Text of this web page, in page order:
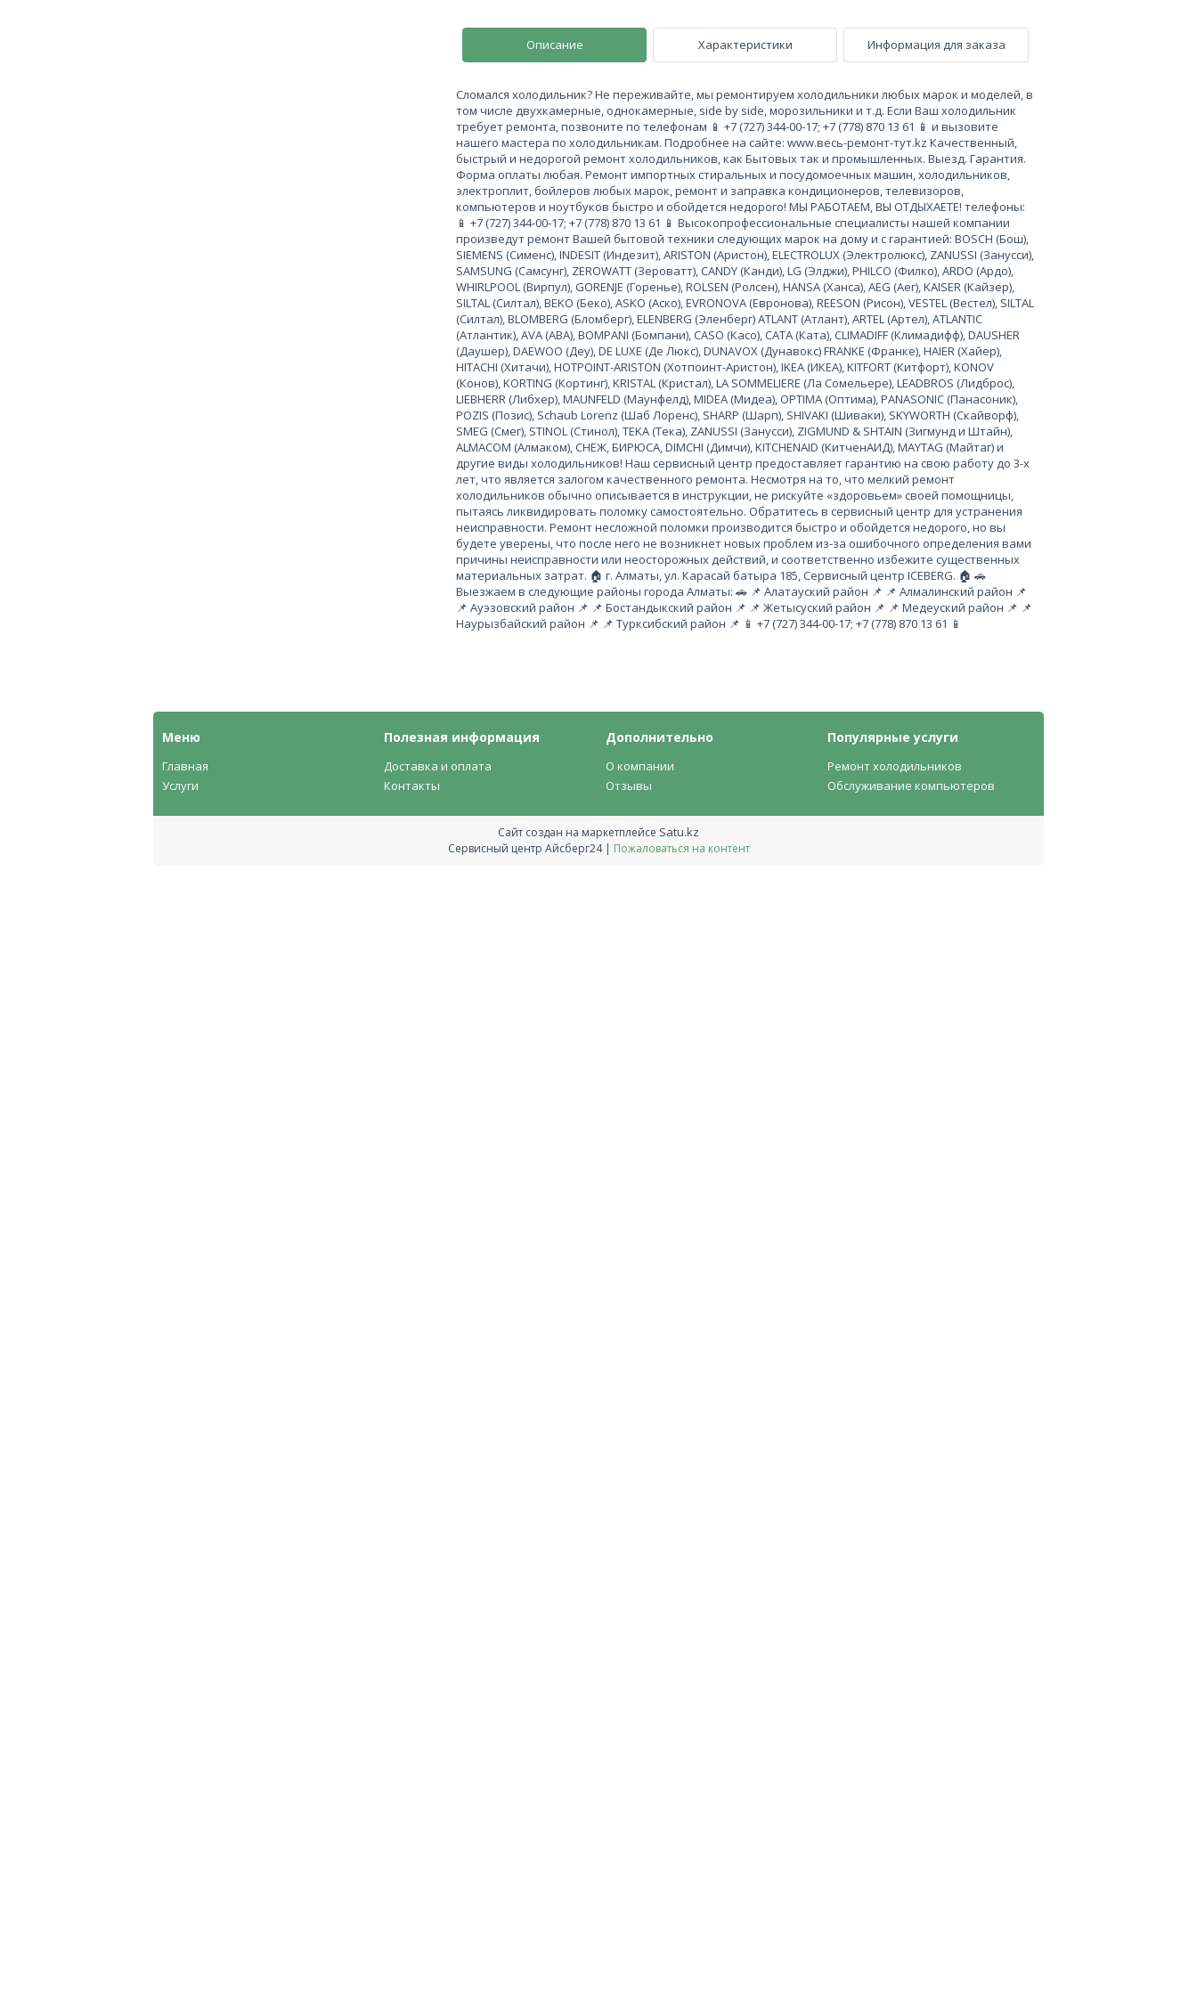
Описание Характеристики Информация для заказа
Сломался холодильник? Не переживайте, мы ремонтируем холодильники любых марок и моделей, в
том числе двухкамерные, однокамерные, side by side, морозильники и т.д. Если Ваш холодильник
требует ремонта, позвоните по телефонам 📱 +7 (727) 344-00-17; +7 (778) 870 13 61 📱 и вызовите
нашего мастера по холодильникам. Подробнее на сайте: www.весь-ремонт-тут.kz Качественный,
быстрый и недорогой ремонт холодильников, как Бытовых так и промышленных. Выезд. Гарантия.
Форма оплаты любая. Ремонт импортных стиральных и посудомоечных машин, холодильников,
электроплит, бойлеров любых марок, ремонт и заправка кондиционеров, телевизоров,
компьютеров и ноутбуков быстро и обойдется недорого! МЫ РАБОТАЕМ, ВЫ ОТДЫХАЕТЕ! телефоны:
📱 +7 (727) 344-00-17; +7 (778) 870 13 61 📱 Высокопрофессиональные специалисты нашей компании
произведут ремонт Вашей бытовой техники следующих марок на дому и с гарантией: BOSCH (Бош),
SIEMENS (Сименс), INDESIT (Индезит), ARISTON (Аристон), ELECTROLUX (Электролюкс), ZANUSSI (Занусси),
SAMSUNG (Самсунг), ZEROWATT (Зероватт), CANDY (Канди), LG (Элджи), PHILCO (Филко), ARDO (Ардо),
WHIRLPOOL (Вирпул), GORENJE (Горенье), ROLSEN (Ролсен), HANSA (Ханса), AEG (Аег), KAISER (Кайзер),
SILTAL (Силтал), BEKO (Беко), ASKO (Аско), EVRONOVA (Евронова), REESON (Рисон), VESTEL (Вестел), SILTAL
(Силтал), BLOMBERG (Бломберг), ELENBERG (Эленберг) ATLANT (Атлант), ARTEL (Артел), ATLANTIC
(Атлантик), AVA (АВА), BOMPANI (Бомпани), CASO (Касо), CATA (Ката), CLIMADIFF (Климадифф), DAUSHER
(Даушер), DAEWOO (Деу), DE LUXE (Де Люкс), DUNAVOX (Дунавокс) FRANKE (Франке), HAIER (Хайер),
HITACHI (Хитачи), HOTPOINT-ARISTON (Хотпоинт-Аристон), IKEA (ИКЕА), KITFORT (Китфорт), KONOV
(Конов), KORTING (Кортинг), KRISTAL (Кристал), LA SOMMELIERE (Ла Сомельере), LEADBROS (Лидброс),
LIEBHERR (Либхер), MAUNFELD (Маунфелд), MIDEA (Мидеа), OPTIMA (Оптима), PANASONIC (Панасоник),
POZIS (Позис), Schaub Lorenz (Шаб Лоренс), SHARP (Шарп), SHIVAKI (Шиваки), SKYWORTH (Скайворф),
SMEG (Смег), STINOL (Стинол), TEKA (Тека), ZANUSSI (Занусси), ZIGMUND & SHTAIN (Зигмунд и Штайн),
ALMACOM (Алмаком), СНЕЖ, БИРЮСА, DIMCHI (Димчи), KITCHENAID (КитченАИД), MAYTAG (Майтаг) и
другие виды холодильников! Наш сервисный центр предоставляет гарантию на свою работу до 3-х
лет, что является залогом качественного ремонта. Несмотря на то, что мелкий ремонт
холодильников обычно описывается в инструкции, не рискуйте «здоровьем» своей помощницы,
пытаясь ликвидировать поломку самостоятельно. Обратитесь в сервисный центр для устранения
неисправности. Ремонт несложной поломки производится быстро и обойдется недорого, но вы
будете уверены, что после него не возникнет новых проблем из-за ошибочного определения вами
причины неисправности или неосторожных действий, и соответственно избежите существенных
материальных затрат. 🏠 г. Алматы, ул. Карасай батыра 185, Сервисный центр ICEBERG. 🏠 🚗
Выезжаем в следующие районы города Алматы: 🚗 📌 Алатауский район 📌 📌 Алмалинский район 📌
📌 Ауэзовский район 📌 📌 Бостандыкский район 📌 📌 Жетысуский район 📌 📌 Медеуский район 📌 📌
Наурызбайский район 📌 📌 Турксибский район 📌 📱 +7 (727) 344-00-17; +7 (778) 870 13 61 📱
Меню
Главная
Услуги
Полезная информация
Доставка и оплата
Контакты
Дополнительно
О компании
Отзывы
Популярные услуги
Ремонт холодильников
Обслуживание компьютеров
Сайт создан на маркетплейсе Satu.kz
Сервисный центр Айсберг24 | Пожаловаться на контент